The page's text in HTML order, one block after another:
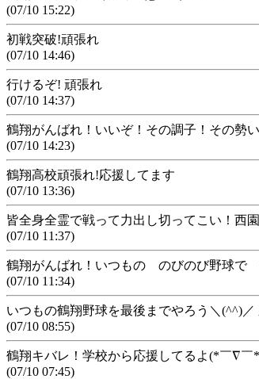
(07/10 15:22)
初戦突破!頑張れ
(07/10 14:46)
行けるぞ! 頑張れ
(07/10 14:37)
鶴翔がんばれ！いいぞ！その調子！その勢
(07/10 14:23)
鶴翔高校頑張れ!応援してます
(07/10 13:36)
皆全身全霊で戦って力出し切ってこい！西
(07/10 11:37)
鶴翔がんばれ！いつもの のびのび野球で
(07/10 11:34)
いつもの鶴翔野球を最後までやろう＼(^^)
(07/10 08:55)
鶴翔キバレ！学校から応援してるよ(*￣∇￣
(07/10 07:45)